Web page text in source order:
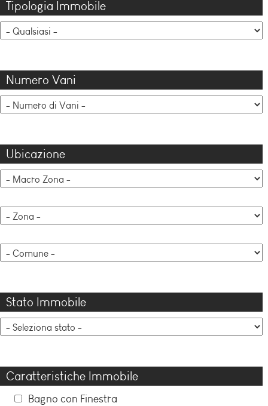
Tipologia Immobile
Numero Vani
Ubicazione
Stato Immobile
Caratteristiche Immobile
Bagno con Finestra